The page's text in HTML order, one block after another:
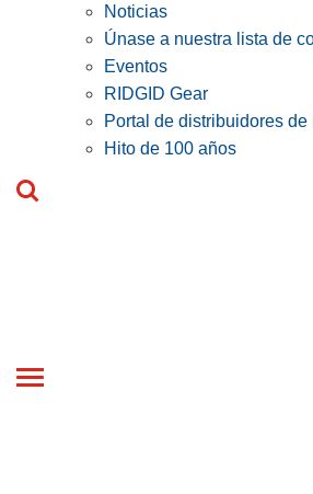
Noticias
Únase a nuestra lista de
Eventos
RIDGID Gear
Portal de distribuidores de
Hito de 100 años
Toggle